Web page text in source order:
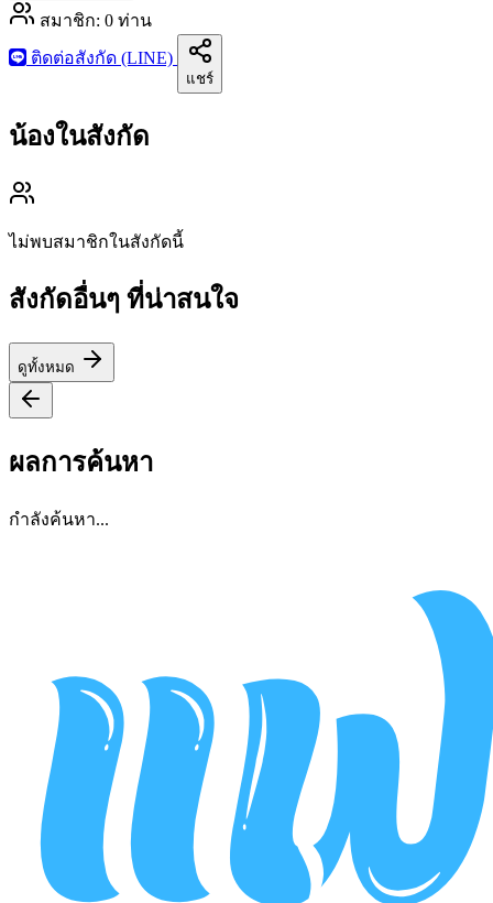
สมาชิก: 0 ท่าน
ติดต่อสังกัด (LINE)
แชร์
น้องในสังกัด
ไม่พบสมาชิกในสังกัดนี้
สังกัดอื่นๆ ที่น่าสนใจ
ดูทั้งหมด
ผลการค้นหา
กำลังค้นหา...